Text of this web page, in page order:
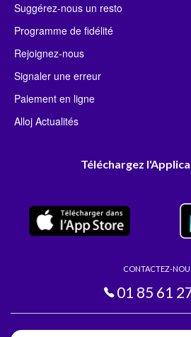
Suggérez-nous un resto
Programme de fidélité
Rejoignez-nous
Signaler une erreur
Paiement en ligne
Alloj Actualités
Téléchargez
CONTACTEZ-
01 85 61